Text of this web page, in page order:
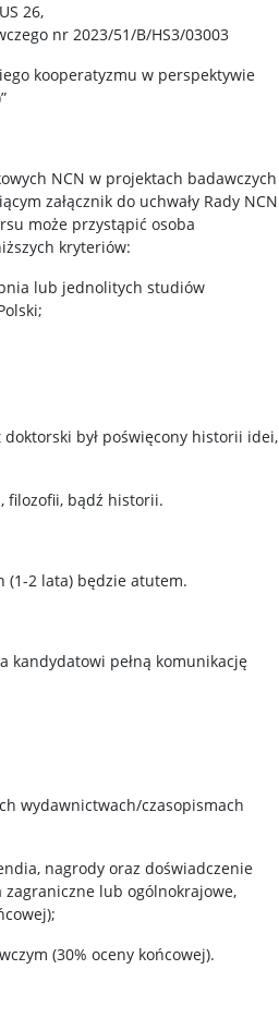
26,
nr 2023/51/B/HS3/03003
kooperatyzmu w perspektywie
NCN w projektach badawczych
załącznik do uchwały Rady NCN
może przystąpić osoba
kryteriów:
lub jednolitych studiów
był poświęcony historii idei,
filozofii, bądź historii.
(1-2 lata) będzie atutem.
kandydatowi pełną komunikację
wydawnictwach/czasopismach
nagrody oraz doświadczenie
lub ogólnokrajowe,
(30% oceny końcowej).